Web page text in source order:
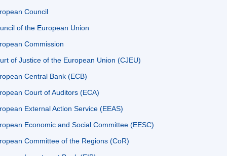
Council
of the European Union
Commission
of Justice of the European Union (CJEU)
Central Bank (ECB)
Court of Auditors (ECA)
External Action Service (EEAS)
Economic and Social Committee (EESC)
Committee of the Regions (CoR)